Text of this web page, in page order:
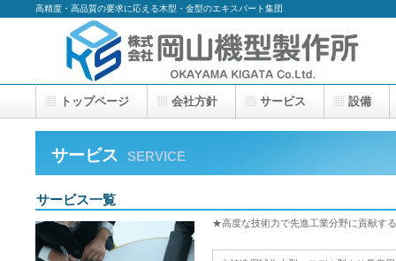
高精度・高品質の要求に応える木型・金型のエキスパート集団
サービス SERVICE
サービス一覧
★高度な技術力で先進工業分野に貢献す
トップページ 会社方針 サービス 設備